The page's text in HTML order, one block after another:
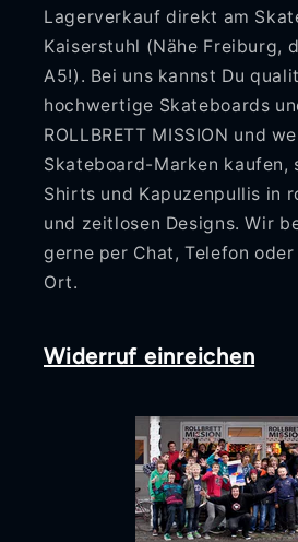
Lagerverkauf direkt am
Kaiserstuhl (Nähe Freiburg,
A5!). Bei uns kannst Du
hochwertige Skateboards
ROLLBRETT MISSION und
Skateboard-Marken kaufen,
Shirts und Kapuzenpullis in
und zeitlosen Designs. Wir
gerne per Chat, Telefon
Ort.
Widerruf einreichen